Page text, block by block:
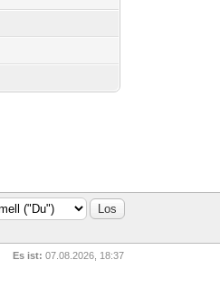
Es ist: 07.08.2026, 18:37